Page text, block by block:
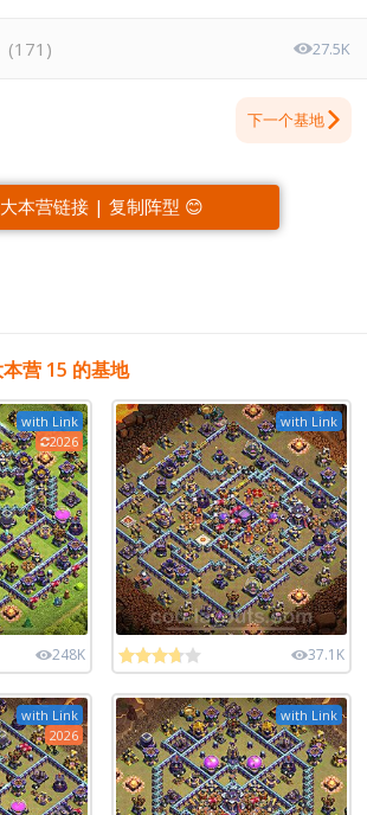
(171 ) 27.5K
下一个基地
大本营链接 | 复制阵型 😊
营 15 的基地
with Link
2026
248K
with Link
37.1K
with Link
2026
with Link